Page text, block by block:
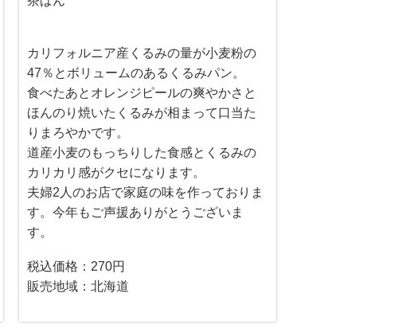
カリフォルニア産くるみの量が小麦粉の
47％とボリュームのあるくるみパン。
食べたあとオレンジピールの爽やかさと
ほんのり焼いたくるみが相まって口当た
りまろやかです。
道産小麦のもっちりした食感とくるみの
カリカリ感がクセになります。
夫婦2人のお店で家庭の味を作っておりま
す。今年もご声援ありがとうございま
す。
税込価格：270円
販売地域：北海道